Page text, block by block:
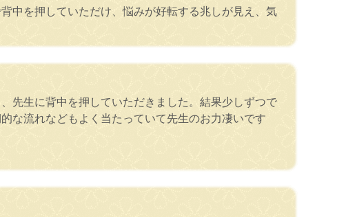
中を押していただけ、悩みが好転する兆しが見え、気
先生に背中を押していただきました。結果少しずつで
な流れなどもよく当たっていて先生のお力凄いです